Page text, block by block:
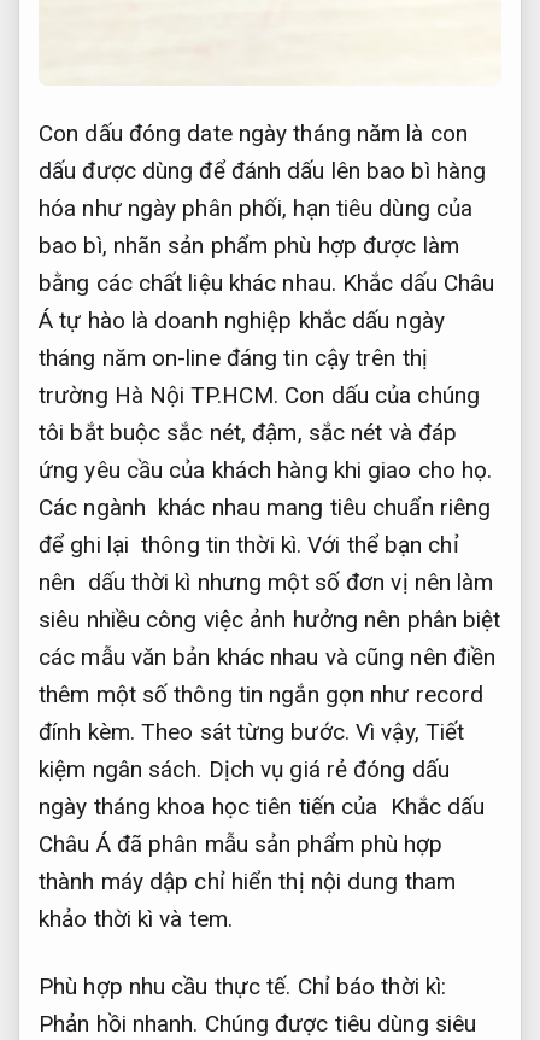
Con dấu đóng date ngày tháng năm là con
dấu được dùng để đánh dấu lên bao bì hàng
hóa như ngày phân phối, hạn tiêu dùng của
bao bì, nhãn sản phẩm phù hợp được làm
bằng các chất liệu khác nhau. Khắc dấu Châu
Á tự hào là doanh nghiệp khắc dấu ngày
tháng năm on-line đáng tin cậy trên thị
trường Hà Nội TP.HCM. Con dấu của chúng
tôi bắt buộc sắc nét, đậm, sắc nét và đáp
ứng yêu cầu của khách hàng khi giao cho họ.
Các ngành khác nhau mang tiêu chuẩn riêng
để ghi lại thông tin thời kì. Với thể bạn chỉ
nên dấu thời kì nhưng một số đơn vị nên làm
siêu nhiều công việc ảnh hưởng nên phân biệt
các mẫu văn bản khác nhau và cũng nên điền
thêm một số thông tin ngắn gọn như record
đính kèm. Theo sát từng bước. Vì vậy, Tiết
kiệm ngân sách. Dịch vụ giá rẻ đóng dấu
ngày tháng khoa học tiên tiến của Khắc dấu
Châu Á đã phân mẫu sản phẩm phù hợp
thành máy dập chỉ hiển thị nội dung tham
khảo thời kì và tem.
Phù hợp nhu cầu thực tế. Chỉ báo thời kì:
Phản hồi nhanh. Chúng được tiêu dùng siêu